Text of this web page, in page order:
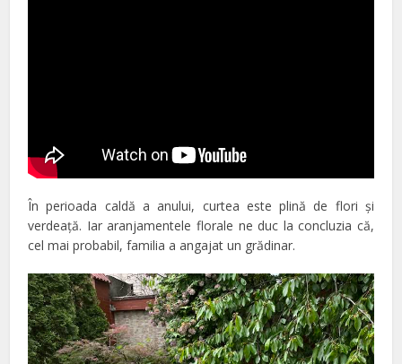
În perioada caldă a anului, curtea este plină de flori şi
verdeaţă. Iar aranjamentele florale ne duc la concluzia că,
cel mai probabil, familia a angajat un grădinar.